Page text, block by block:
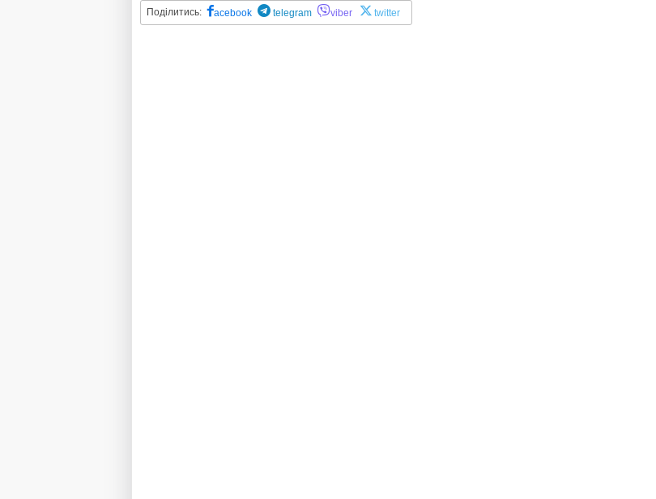
Поділитись: acebook telegram viber twitter